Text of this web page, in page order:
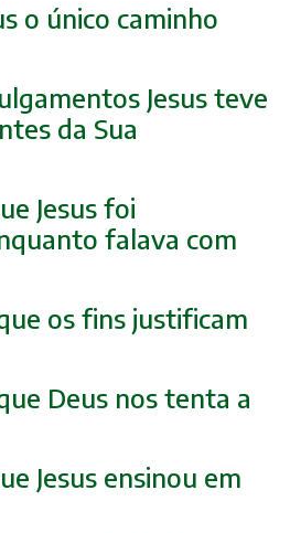
o único caminho
Jesus teve
da Sua
Jesus foi
falava com
os fins justificam
Deus nos tenta a
Jesus ensinou em